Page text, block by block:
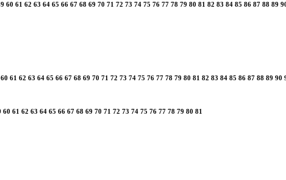
60 61 62 63 64 65 66 67 68 69 70 71 72 73 74 75 76 77 78 79 80 81 82 83 84 85 86 87 88 89
60 61 62 63 64 65 66 67 68 69 70 71 72 73 74 75 76 77 78 79 80 81 82 83 84 85 86 87 88 89 90
60 61 62 63 64 65 66 67 68 69 70 71 72 73 74 75 76 77 78 79 80 81